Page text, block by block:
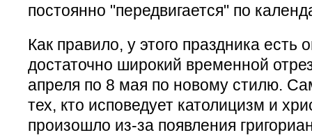
постоянно "передвигается" по
Как правило, у этого праздника есть
достаточно широкий временной
апреля по 8 мая по новому стилю.
тех, кто исповедует католицизм и
произошло из-за появления